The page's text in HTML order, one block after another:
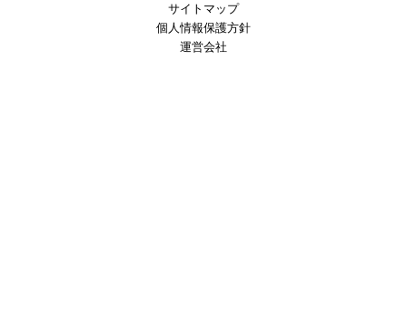
サイトマップ
個人情報保護方針
運営会社